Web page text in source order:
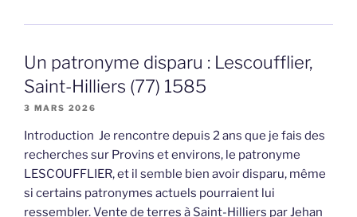
Un patronyme disparu : Lescoufflier,
Saint-Hilliers (77) 1585
3 MARS 2026
Introduction Je rencontre depuis 2 ans que je fais des
recherches sur Provins et environs, le patronyme
LESCOUFFLIER, et il semble bien avoir disparu, même
si certains patronymes actuels pourraient lui
ressembler. Vente de terres à Saint-Hilliers par Jehan